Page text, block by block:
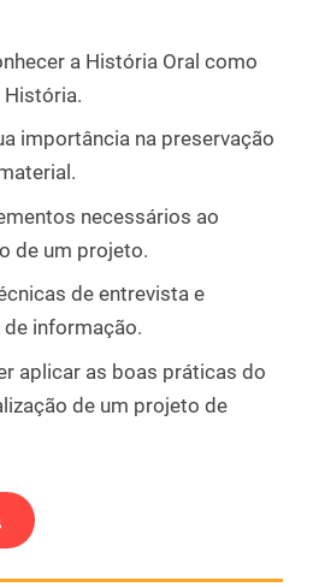
a História Oral como
importância na preservação
necessários ao
de um projeto.
de entrevista e
informação.
aplicar as boas práticas do
de um projeto de